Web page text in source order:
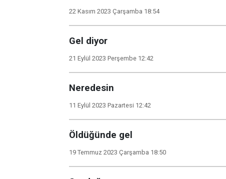
22 Kasım 2023 Çarşamba 18:54
Gel diyor
21 Eylül 2023 Perşembe 12:42
Neredesin
11 Eylül 2023 Pazartesi 12:42
Öldüğünde gel
19 Temmuz 2023 Çarşamba 18:50